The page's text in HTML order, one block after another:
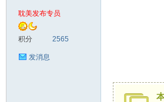
耽美发布专员
积分 2565
发消息